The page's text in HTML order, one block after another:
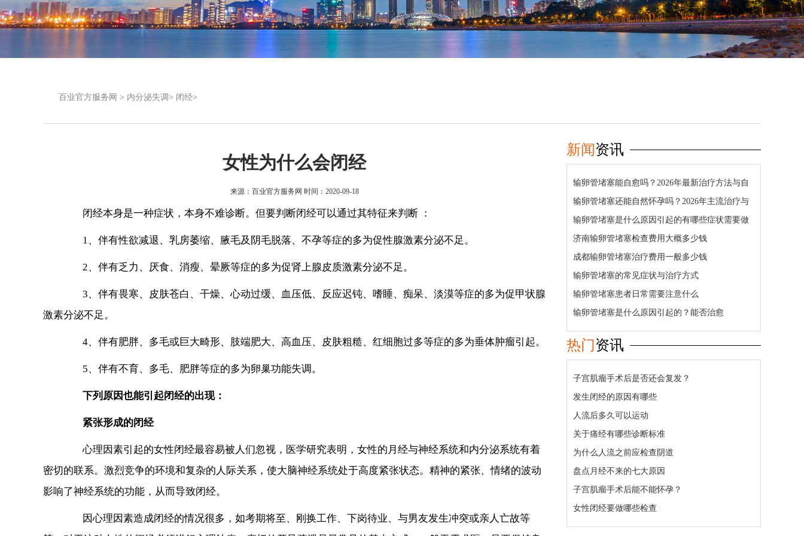
百业官方服务网 > 内分泌失调> 闭经>
女性为什么会闭经
来源： 百业官方服务网 时间：2020-09-18
闭经本身是一种症状，本身不难诊断。但要判断闭经可以通过其特征来判断 ：
1、伴有性欲减退、乳房萎缩、腋毛及阴毛脱落、不孕等症的多为促性腺激素分泌不足。
2、伴有乏力、厌食、消瘦、晕厥等症的多为促肾上腺皮质激素分泌不足。
3、伴有畏寒、皮肤苍白、干燥、心动过缓、血压低、反应迟钝、嗜睡、痴呆、淡漠等症的多为促甲状腺
激素分泌不足。
4、伴有肥胖、多毛或巨大畸形、肢端肥大、高血压、皮肤粗糙、红细胞过多等症的多为垂体肿瘤引起。
5、伴有不育、多毛、肥胖等症的多为卵巢功能失调。
下列原因也能引起闭经的出现：
紧张形成的闭经
心理因素引起的女性闭经最容易被人们忽视，医学研究表明，女性的月经与神经系统和内分泌系统有着
密切的联系。激烈竞争的环境和复杂的人际关系，使大脑神经系统处于高度紧张状态。精神的紧张、情绪的波动
影响了神经系统的功能，从而导致闭经。
因心理因素造成闭经的情况很多，如考期将至、刚换工作、下岗待业、与男友发生冲突或亲人亡故等
新闻资讯
输卵管堵塞能自愈吗？2026年最新治疗方法与自
然怀孕几率详解
输卵管堵塞还能自然怀孕吗？2026年主流治疗与
疏通方法详解
输卵管堵塞是什么原因引起的有哪些症状需要做
哪些检查
济南输卵管堵塞检查费用大概多少钱
成都输卵管堵塞治疗费用一般多少钱
输卵管堵塞的常见症状与治疗方式
输卵管堵塞患者日常需要注意什么
输卵管堵塞是什么原因引起的？能否治愈
热门资讯
子宫肌瘤手术后是否还会复发？
发生闭经的原因有哪些
人流后多久可以运动
关于痛经有哪些诊断标准
为什么人流之前应检查阴道
盘点月经不来的七大原因
子宫肌瘤手术后能不能怀孕？
女性闭经要做哪些检查